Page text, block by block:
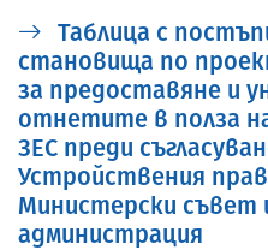
Таблица с
становища по
за предоставяне и
отнетите в полза
ЗЕС преди
Устройствения
Министерски съвет
администрация